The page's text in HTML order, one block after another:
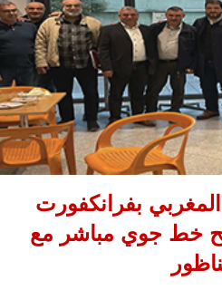
بفرانكفورت
خط جوي مباشر مع